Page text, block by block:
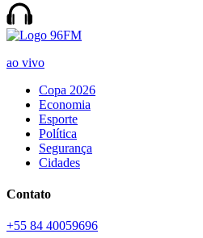
ao vivo
Copa 2026
Economia
Esporte
Política
Segurança
Cidades
Contato
+55 84 40059696